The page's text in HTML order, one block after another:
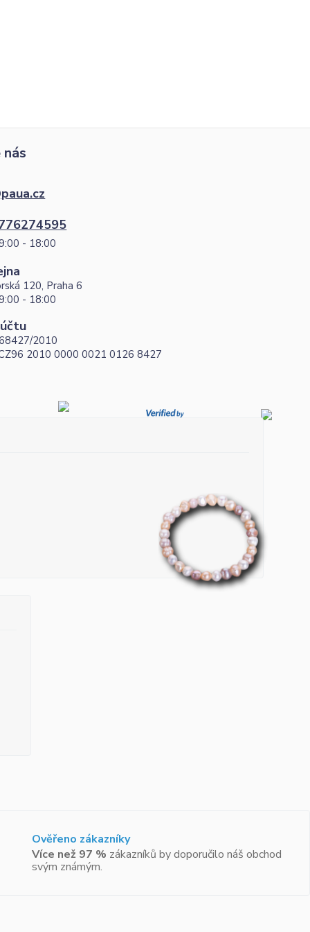
- 18:00
120, Praha 6
- 18:00
2010
2010 0000 0021 0126 8427
Ověřeno zákazníky
Více než 97 % zákazníků by doporučilo náš obchod
svým známým.